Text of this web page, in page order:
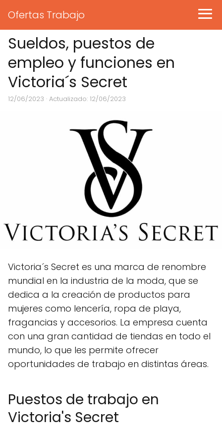
Ofertas Trabajo
Sueldos, puestos de
empleo y funciones en
Victoria´s Secret
12/06/2023 · Actualizado: 12/06/2023
Victoria´s Secret es una marca de renombre
mundial en la industria de la moda, que se
dedica a la creación de productos para
mujeres como lencería, ropa de playa,
fragancias y accesorios. La empresa cuenta
con una gran cantidad de tiendas en todo el
mundo, lo que les permite ofrecer
oportunidades de trabajo en distintas áreas.
Puestos de trabajo en
Victoria's Secret